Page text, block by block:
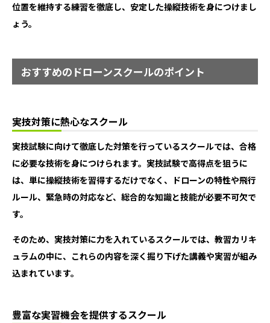
位置を維持する練習を徹底し、安定した操縦技術を身につけまし
ょう。
おすすめのドローンスクールのポイント
実技対策に熱心なスクール
実技試験に向けて徹底した対策を行っているスクールでは、合格
に必要な技術を身につけられます。実技試験で高得点を狙うに
は、単に操縦技術を習得するだけでなく、ドローンの特性や飛行
ルール、緊急時の対応など、総合的な知識と技能が必要不可欠で
す。
そのため、実技対策に力を入れているスクールでは、教習カリキ
ュラムの中に、これらの内容を深く掘り下げた講義や実習が組み
込まれています。
豊富な実習機会を提供するスクール